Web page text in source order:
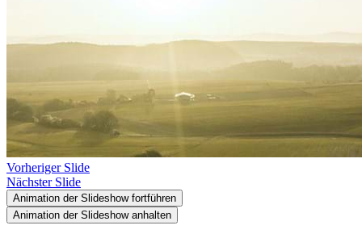
Vorheriger Slide
Nächster Slide
Animation der Slideshow fortführen
Animation der Slideshow anhalten